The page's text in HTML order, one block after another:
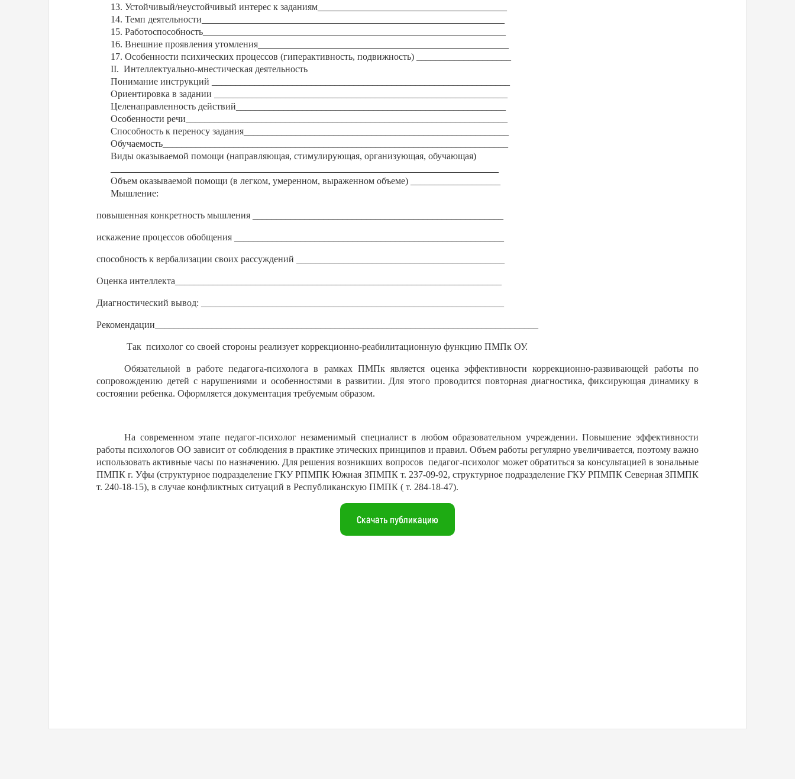
13. Устойчивый/неустойчивый интерес к заданиям
14. Темп деятельности
15. Работоспособность
16. Внешние проявления утомления
17. Особенности психических процессов (гиперактивность, подвижность) ____________________
II. Интеллектуально-мнестическая деятельность
Понимание инструкций _______________________________________________________________
Ориентировка в задании ______________________________________________________________
Целенаправленность действий_________________________________________________________
Особенности речи____________________________________________________________________
Способность к переносу задания________________________________________________________
Обучаемость_________________________________________________________________________
Виды оказываемой помощи (направляющая, стимулирующая, организующая, обучающая)
Объем оказываемой помощи (в легком, умеренном, выраженном объеме) ___________________
Мышление:
повышенная конкретность мышления _____________________________________________________
искажение процессов обобщения _________________________________________________________
способность к вербализации своих рассуждений ____________________________________________
Оценка интеллекта_____________________________________________________________________
Диагностический вывод: ________________________________________________________________
Рекомендации_________________________________________________________________________________
Так психолог со своей стороны реализует коррекционно-реабилитационную функцию ПМПк ОУ.
Обязательной в работе педагога-психолога в рамках ПМПк является оценка эффективности коррекционно-развивающей работы по
сопровождению детей с нарушениями и особенностями в развитии. Для этого проводится повторная диагностика, фиксирующая динамику в
состоянии ребенка. Оформляется документация требуемым образом.
На современном этапе педагог-психолог незаменимый специалист в любом образовательном учреждении. Повышение эффективности
работы психологов ОО зависит от соблюдения в практике этических принципов и правил. Объем работы регулярно увеличивается, поэтому важно
использовать активные часы по назначению. Для решения возникших вопросов педагог-психолог может обратиться за консультацией в зональные
ПМПК г. Уфы (структурное подразделение ГКУ РПМПК Южная ЗПМПК т. 237-09-92, структурное подразделение ГКУ РПМПК Северная ЗПМПК
т. 240-18-15), в случае конфликтных ситуаций в Республиканскую ПМПК ( т. 284-18-47).
Скачать публикацию